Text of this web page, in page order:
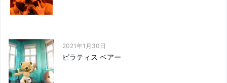
2021年1月30日
ピラティス ベアー